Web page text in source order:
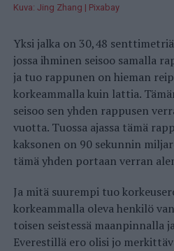
Kuva: Jing Zhang | Pixabay
Yksi jalka on 30,48
jossa ihminen seisoo samalla
ja tuo rappunen on hieman
korkeammalla kuin lattia.
seisoo sen yhden rappusen
vuotta. Tuossa ajassa tämä
kaksonen on 90 sekunnin
tämä yhden portaan verran
Ja mitä suurempi tuo
korkeammalla oleva henkilö
toisen seistessä maanpinnalla
Everestillä ero olisi jo